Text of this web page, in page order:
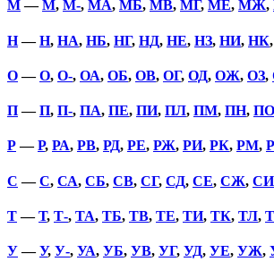
М—М, М-, МА, МБ, МВ, МГ, МЕ, МЖ,
Н—Н, НА, НБ, НГ, НД, НЕ, НЗ, НИ, НК,
О—О, О-, ОА, ОБ, ОВ, ОГ, ОД, ОЖ, ОЗ,
П—П, П-, ПА, ПЕ, ПИ, ПЛ, ПМ, ПН, ПО
Р—Р, РА, РВ, РД, РЕ, РЖ, РИ, РК, РМ,
С —С, СА, СБ, СВ, СГ, СД, СЕ, СЖ, СИ
Т—Т, Т-, ТА, ТБ, ТВ, ТЕ, ТИ, ТК, ТЛ,
У—У, У-, УА, УБ, УВ, УГ, УД, УЕ, УЖ,